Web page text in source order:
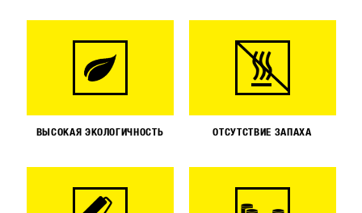
ВЫСОКАЯ ЭКОЛОГИЧНОСТЬ ОТСУТСТВИЕ ЗАПАХА